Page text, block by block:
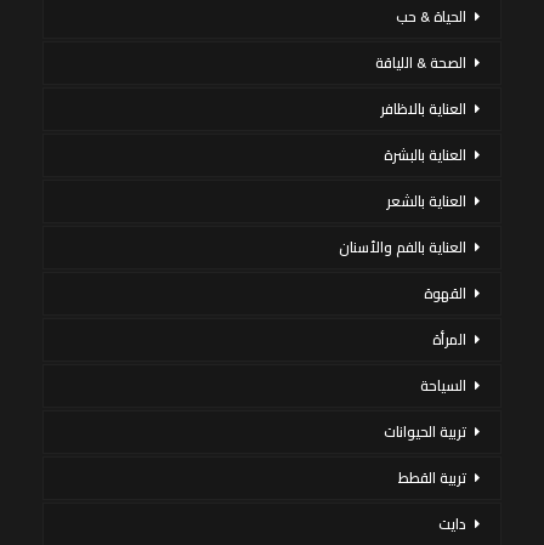
الحياة & حب
الصحة & اللياقة
العناية بالاظافر
العناية بالبشرة
العناية بالشعر
العناية بالفم والأسنان
القهوة
المرأة
السياحة
تربية الحيوانات
تربية القطط
دايت